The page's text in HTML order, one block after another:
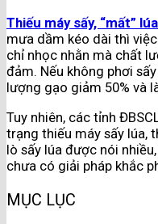
Thiếu máy sấy, “mất” lúa
mưa dầm kéo dài thì
chỉ nhọc nhằn mà chất
đảm. Nếu không phơi
lượng gạo giảm 50% và
Tuy nhiên, các tỉnh
trạng thiếu máy sấy lúa,
lò sấy lúa được nói
chưa có giải pháp khắc
MỤC LỤC